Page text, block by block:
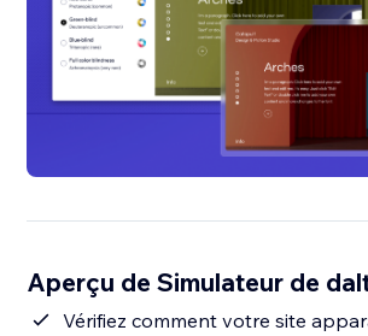
Aperçu de Simulateur de
Vérifiez comment votre site